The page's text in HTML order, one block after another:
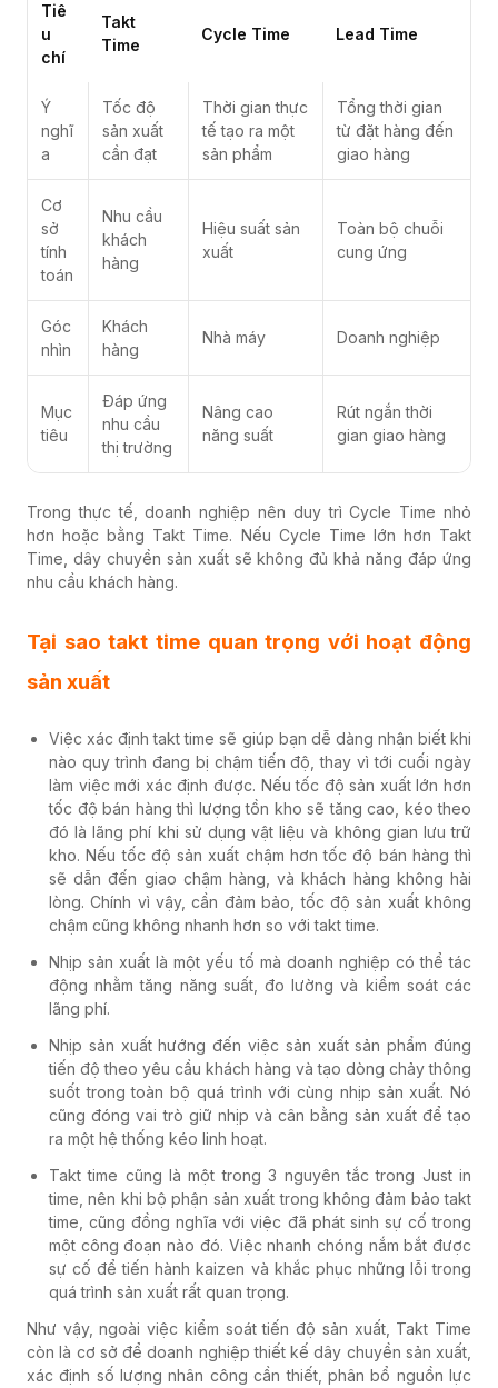
Tiê
u
chí
Takt
Time
Cycle Time Lead Time
Ý
nghĩ
a
Tốc độ
sản xuất
cần đạt
Thời gian thực
tế tạo ra một
sản phẩm
Tổng thời gian
từ đặt hàng đến
giao hàng
Cơ
sở
tính
toán
Nhu cầu
khách
hàng
Hiệu suất sản
xuất
Toàn bộ chuỗi
cung ứng
Góc
nhìn
Khách
hàng
Nhà máy Doanh nghiệp
Mục
tiêu
Đáp ứng
nhu cầu
thị trường
Nâng cao
năng suất
Rút ngắn thời
gian giao hàng
Trong thực tế, doanh nghiệp nên duy trì Cycle Time nhỏ
hơn hoặc bằng Takt Time. Nếu Cycle Time lớn hơn Takt
Time, dây chuyền sản xuất sẽ không đủ khả năng đáp ứng
nhu cầu khách hàng.
Tại sao takt time quan trọng với hoạt động
sản xuất
Việc xác định takt time sẽ giúp bạn dễ dàng nhận biết khi
nào quy trình đang bị chậm tiến độ, thay vì tới cuối ngày
làm việc mới xác định được. Nếu tốc độ sản xuất lớn hơn
tốc độ bán hàng thì lượng tồn kho sẽ tăng cao, kéo theo
đó là lãng phí khi sử dụng vật liệu và không gian lưu trữ
kho. Nếu tốc độ sản xuất chậm hơn tốc độ bán hàng thì
sẽ dẫn đến giao chậm hàng, và khách hàng không hài
lòng. Chính vì vậy, cần đảm bảo, tốc độ sản xuất không
chậm cũng không nhanh hơn so với takt time.
Nhịp sản xuất là một yếu tố mà doanh nghiệp có thể tác
động nhằm tăng năng suất, đo lường và kiểm soát các
lãng phí.
Nhịp sản xuất hướng đến việc sản xuất sản phẩm đúng
tiến độ theo yêu cầu khách hàng và tạo dòng chảy thông
suốt trong toàn bộ quá trình với cùng nhịp sản xuất. Nó
cũng đóng vai trò giữ nhịp và cân bằng sản xuất để tạo
ra một hệ thống kéo linh hoạt.
Takt time cũng là một trong 3 nguyên tắc trong Just in
time, nên khi bộ phận sản xuất trong không đảm bảo takt
time, cũng đồng nghĩa với việc đã phát sinh sự cố trong
một công đoạn nào đó. Việc nhanh chóng nắm bắt được
sự cố để tiến hành kaizen và khắc phục những lỗi trong
quá trình sản xuất rất quan trọng.
Như vậy, ngoài việc kiểm soát tiến độ sản xuất, Takt Time
còn là cơ sở để doanh nghiệp thiết kế dây chuyền sản xuất,
xác định số lượng nhân công cần thiết, phân bổ nguồn lực